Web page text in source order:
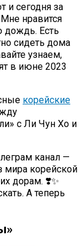
сегодня за
нравится
дождь. Есть
сидеть дома
узнаем,
в июне 2023
корейские
с Ли Чун Хо и
канал —
мира корейской
дорам. ❣️✨
А теперь